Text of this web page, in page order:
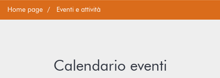
Home page Eventi e attività
Calendario eventi